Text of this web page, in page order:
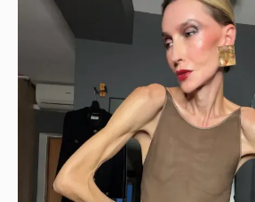
"Люблю своё тело". 52-
Максимова показала фигуру